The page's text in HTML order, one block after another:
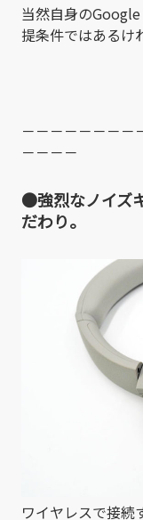
当然自身の
提条件ではあるけ
－－－－－－－－
－－－－
●強烈なノイズ
だわり。
ワイヤレスで接続